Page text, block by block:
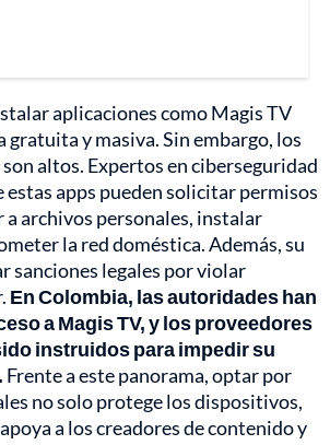
aplicaciones como Magis TV
gratuita y masiva. Sin embargo, los
altos. Expertos en ciberseguridad
estas apps pueden solicitar permisos
a archivos personales, instalar
la red doméstica. Además, su
sanciones legales por violar
En Colombia, las autoridades han
a Magis TV, y los proveedores
instruidos para impedir su
Frente a este panorama, optar por
no solo protege los dispositivos,
a los creadores de contenido y